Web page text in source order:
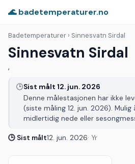
🌊 badetemperaturer.no
Badetemperaturer › Sinnesvatn Sirdal
Sinnesvatn Sirdal
,
🕒Sist målt 12. jun. 2026
Denne målestasjonen har ikke
(siste måling 12. jun. 2026).
midlertidig nede eller
🕒 Sist målt12. jun. 2026· Yr